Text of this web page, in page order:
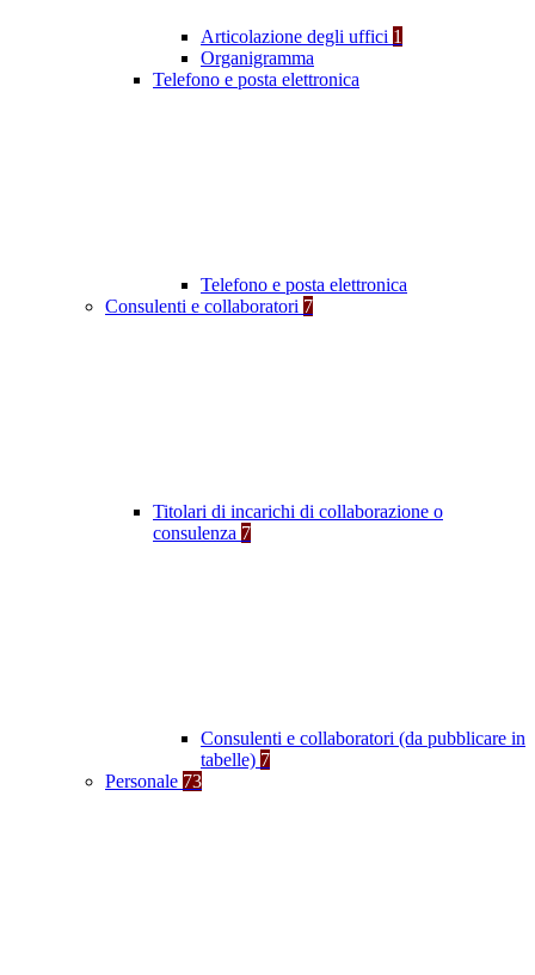
Articolazione degli uffici 1
Organigramma
Telefono e posta elettronica
Telefono e posta elettronica
Consulenti e collaboratori 7
Titolari di incarichi di collaborazione o
consulenza 7
Consulenti e collaboratori (da pubblicare in
tabelle) 7
Personale 73